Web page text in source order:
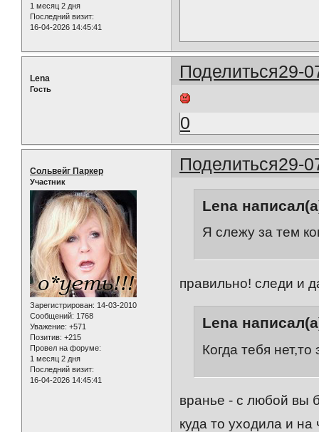
1 месяц 2 дня
Последний визит:
16-04-2026 14:45:41
Поделиться29-
Lena
Гость
0
Поделиться29-
Сольвейг Паркер
Участник
Зарегистрирован: 14-03-2010
Сообщений: 1768
Уважение: +571
Позитив: +215
Провел на форуме:
1 месяц 2 дня
Последний визит:
16-04-2026 14:45:41
Lena
Я слежу за тем
правильно! следи и
Lena
Когда тебя
вранье - с любой вы
куда то уходила и